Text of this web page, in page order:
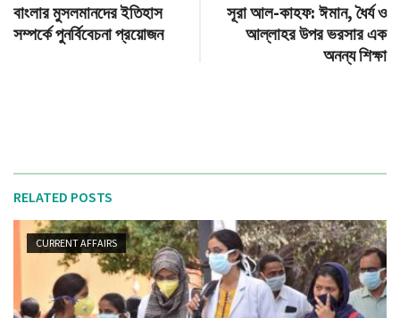
বাংলার মুসলমানদের ইতিহাস
সম্পর্কে পুনর্বিবেচনা প্রয়োজন
সূরা আল-কাহফ: ঈমান, ধৈর্য ও
আল্লাহর উপর ভরসার এক
অনন্য শিক্ষা
RELATED POSTS
CURRENT AFFAIRS